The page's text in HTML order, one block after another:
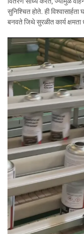
सुनिश्चित होते. ही
बनवते जिथे सुरळीत कार्य